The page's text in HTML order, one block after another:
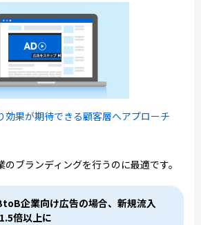
効果が期待できる顧客層へアプローチ
ブランディングを行うのに最適です。
企業向け広告の場合、新規流入
倍以上に